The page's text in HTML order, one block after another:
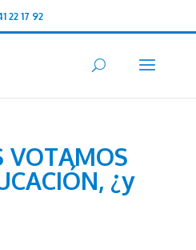
22 17 92
VOTAMOS
¿y